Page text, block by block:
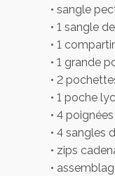
• sangle
• 1 sangle
• 1
• 1 grande
• 2
• 1 poche
• 4
• 4 sangles
• zips
•